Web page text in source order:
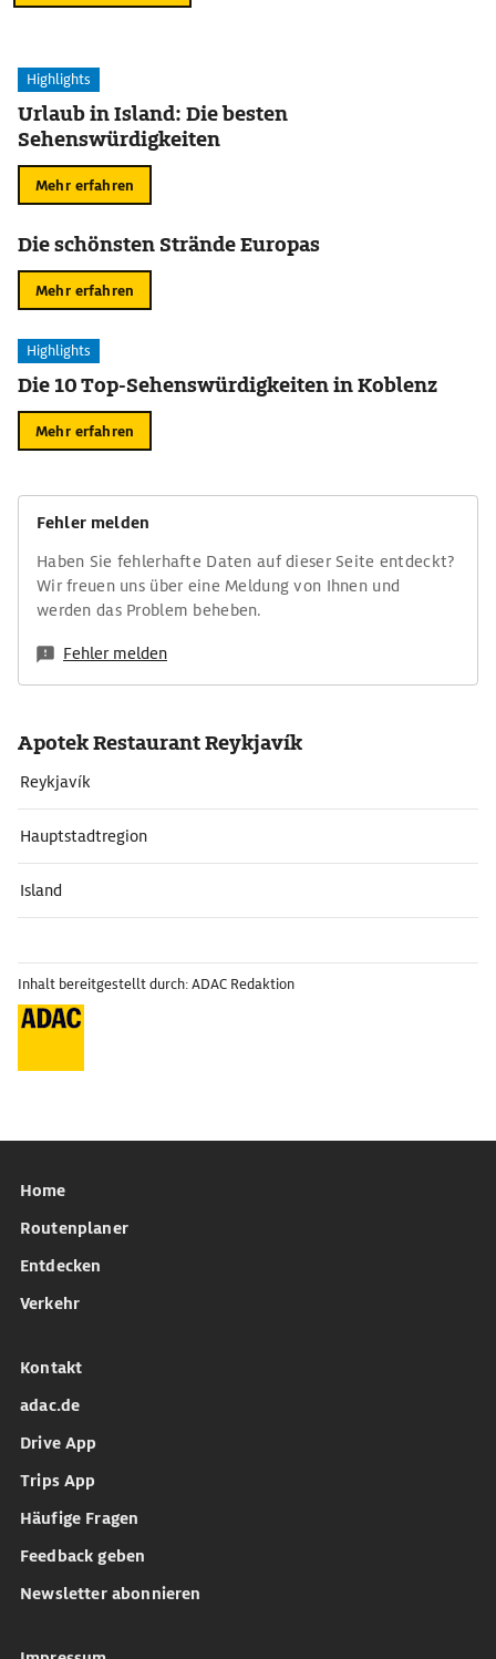
Highlights
Urlaub in Island: Die besten
Sehenswürdigkeiten
Mehr erfahren
Die schönsten Strände Europas
Mehr erfahren
Highlights
Die 10 Top-Sehenswürdigkeiten in Koblenz
Mehr erfahren
Fehler melden
Haben Sie fehlerhafte Daten auf dieser Seite entdeckt?
Wir freuen uns über eine Meldung von Ihnen und
werden das Problem beheben.
Fehler melden
Apotek Restaurant Reykjavík
Reykjavík
Hauptstadtregion
Island
Inhalt bereitgestellt durch: ADAC Redaktion
Home
Routenplaner
Entdecken
Verkehr
Kontakt
adac.de
Drive App
Trips App
Häufige Fragen
Feedback geben
Newsletter abonnieren